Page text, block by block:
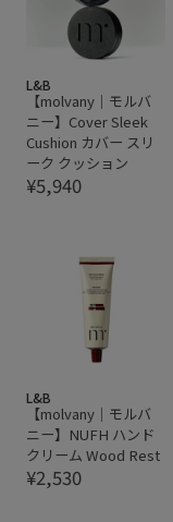
L&B
【molvany｜モルバ
ニー】Cover Sleek
Cushion カバー スリ
ーク クッション
¥5,940
L&B
【molvany｜モルバ
ニー】NUFH ハンド
クリーム Wood Rest
¥2,530